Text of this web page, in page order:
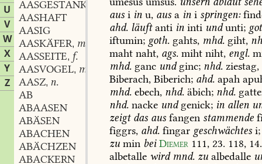
U
V
W
X
Y
Z
AASGESTANK
AASHAFT
AASIG
AASKÄFER, m.
AASSEITE, f.
AASVOGEL, m.
AASZ, n.
AB
ABAASEN
ABÄSEN
ABACHEN
ABÄCHZEN
ABACKERN
aus i in u, aus a in i springen:
ahd. läuftanti in inti undunti;
iftumin; goth. gahts, mhd. giht,
maht naht, ags. miht niht, engl.
mhd. ganc undginc; nhd. ziestag,
Biberach, Biberich; ahd. apah
mhd. ebech, nhd. äbich; nhd.
nhd. nacke undgenick; in allen
zeigtdas aus fangen stammende
figgrs, ahd. fingar geschwächtes i;
zu min bei Diemer 111, 23. 118, 14.
albetalle wirdmnd. zu albedalle